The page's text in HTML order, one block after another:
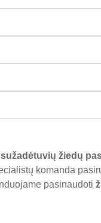
žiedų
komanda
pasinaudoti